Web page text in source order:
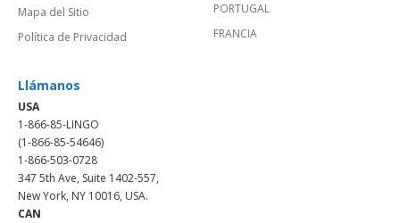
Mapa del Sitio
Política de Privacidad
PORTUGAL
FRANCIA
Llámanos
USA
1-866-85-LINGO
(1-866-85-54646)
1-866-503-0728
347 5th Ave, Suite 1402-557,
New York, NY 10016, USA.
CAN